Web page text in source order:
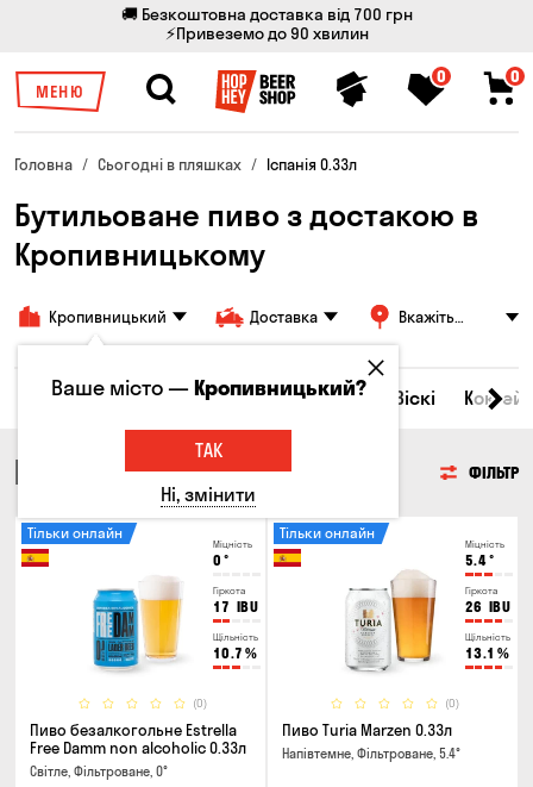
🚚 Безкоштовна доставка від 700 грн
⚡Привеземо до 90 хвилин
МЕНЮ
0 0
Головна Сьогодні в пляшках Іспанія 0.33л
Бутильоване пиво з достакою в
Кропивницькому
Кропивницький Доставка
Вкажіть
Всі товари Пиво Сидр Вино Віскі
ПИВО ФІЛЬТР
Міцність
0 °
Гіркота
17 IBU
Щільність
10.7 %
(0)
Тільки онлайн
Пиво безалкогольне Estrella
Free Damm non alcoholic 0.33л
Світле, Фільтроване, 0°
Міцність
5.4°
Гіркота
26 IBU
Щільність
13.1 %
(0)
Тільки онлайн
Пиво Turia Marzen 0.33л
Напівтемне, Фільтроване, 5.4°
Ваше місто —Кропивницький?
ТАК
Ні, змінити